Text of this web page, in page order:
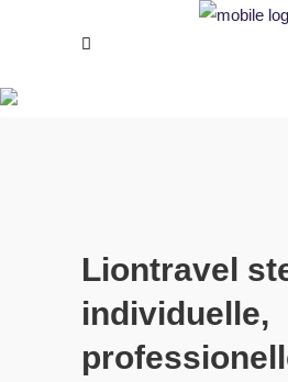
Liontravel
individuelle,